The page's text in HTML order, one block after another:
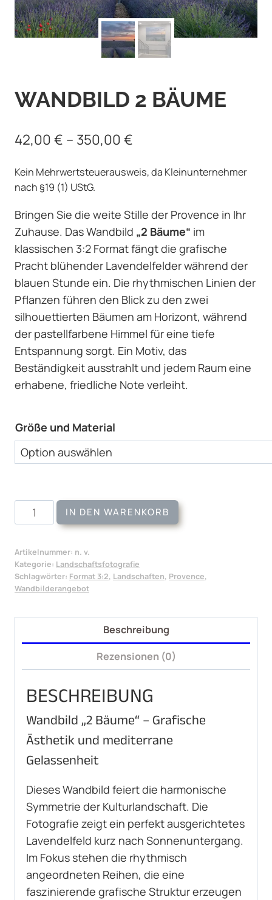
WANDBILD 2 BÄUME
42,00€ – 350,00€
Kein Mehrwertsteuerausweis, da Kleinunternehmer
nach §19 (1) UStG.
Bringen Sie die weite Stille der Provence in Ihr
Zuhause. Das Wandbild „2 Bäume“ im
klassischen 3:2 Format fängt die grafische
Pracht blühender Lavendelfelder während der
blauen Stunde ein. Die rhythmischen Linien der
Pflanzen führen den Blick zu den zwei
silhouettierten Bäumen am Horizont, während
der pastellfarbene Himmel für eine tiefe
Entspannung sorgt. Ein Motiv, das
Beständigkeit ausstrahlt und jedem Raum eine
erhabene, friedliche Note verleiht.
Größe und Material
Wandbild
2
Menge
IN DEN WARENKORB
Artikelnummer: n. v.
Kategorie: Landschaftsfotografie
Schlagwörter: Format 3:2, Landschaften, Provence,
Wandbilderangebot
Beschreibung
Rezensionen (0)
BESCHREIBUNG
Wandbild „2 Bäume“ – Grafische
Ästhetik und mediterrane
Gelassenheit
Dieses Wandbild feiert die harmonische
Symmetrie der Kulturlandschaft. Die
Fotografie zeigt ein perfekt ausgerichtetes
Lavendelfeld kurz nach Sonnenuntergang.
Im Fokus stehen die rhythmisch
angeordneten Reihen, die eine
faszinierende grafische Struktur erzeugen